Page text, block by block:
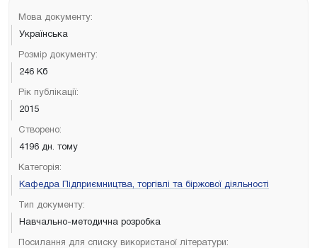
Мова документу:
Українська
Розмір документу:
246 Кб
Рік публікації:
2015
Створено:
4196 дн. тому
Категорія:
Кафедра Підприємництва, торгівлі та біржової діяльності
Тип документу:
Навчально-методична розробка
Посилання для списку використаної літератури: